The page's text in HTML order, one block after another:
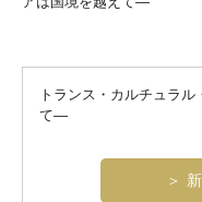
トランス・カルチュラ
て―